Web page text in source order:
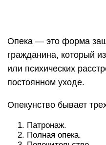
под собой защиту
инвалида во всех
бытовых вопросов по
суда получает статус
проблемы со